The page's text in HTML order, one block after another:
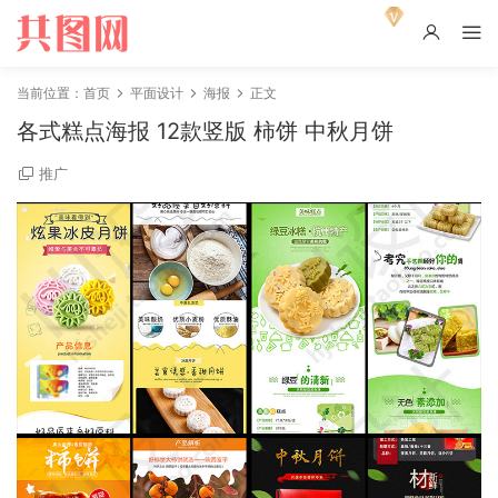
当前位置： 首页 平面设计 海报 正文
各式糕点海报 12款竖版 柿饼 中秋月饼
推广